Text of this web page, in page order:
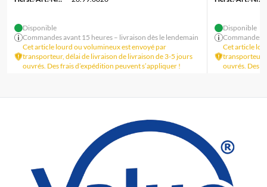
Disponible
Commandes avant 15 heures – livraison dès le lendemain
Cet article lourd ou volumineux est envoyé par
transporteur, délai de livraison de livraison de 3-5 jours
ouvrés. Des frais d’expédition peuvent s’appliquer !
Disponible
Commandes
Cet article
transporteur,
ouvrés. Des